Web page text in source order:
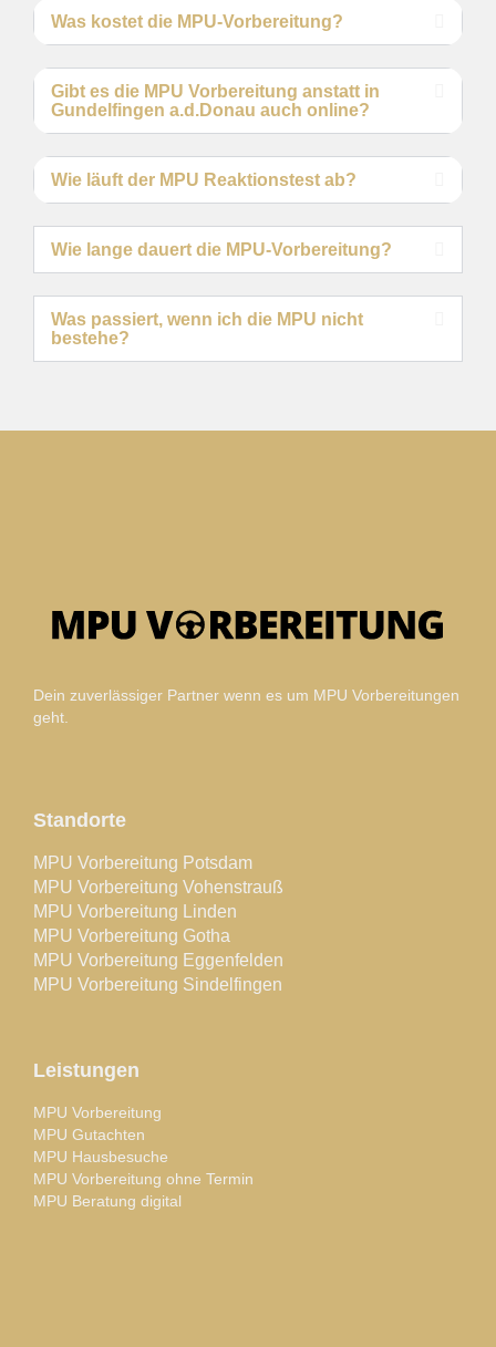
Was kostet die MPU-Vorbereitung?
Gibt es die MPU Vorbereitung anstatt in
Gundelfingen a.d.Donau auch online?
Wie läuft der MPU Reaktionstest ab?
Wie lange dauert die MPU-Vorbereitung?
Was passiert, wenn ich die MPU nicht
bestehe?
Dein zuverlässiger Partner wenn es um MPU Vorbereitungen
geht.
Standorte
MPU Vorbereitung Potsdam
MPU Vorbereitung Vohenstrauß
MPU Vorbereitung Linden
MPU Vorbereitung Gotha
MPU Vorbereitung Eggenfelden
MPU Vorbereitung Sindelfingen
Leistungen
MPU Vorbereitung
MPU Gutachten
MPU Hausbesuche
MPU Vorbereitung ohne Termin
MPU Beratung digital